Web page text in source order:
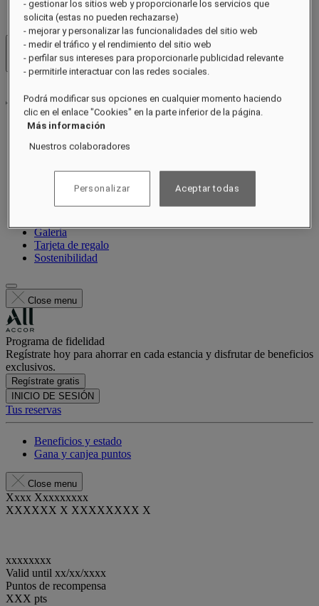
Hoteles y resorts
Abrir menú
Acerca de
Restaurantes
Experiencias
Ocasiones
Galería
Tarjeta de regalo
Sostenibilidad
Close menu
Programa de fidelidad
Regístrate hoy para ahorrar en cada estancia y disfrutar de beneficios
exclusivos.
Regístrate gratis
INICIO DE SESIÓN
Tus reservas
Beneficios y estado
Gana y canjea puntos
Close menu
Xxxx Xxxxxxxxx
XXXXXX X XXXXXXXX X
xxxxxxxx
Valid until xx/xx/xxxx
Puntos de recompensa
XXX pts
- gestionar los sitios web y proporcionarle los servicios que
solicita (estas no pueden rechazarse)
- mejorar y personalizar las funcionalidades del sitio web
- medir el tráfico y el rendimiento del sitio web
- perfilar sus intereses para proporcionarle publicidad relevante
- permitirle interactuar con las redes sociales.
Podrá modificar sus opciones en cualquier momento haciendo
clic en el enlace "Cookies" en la parte inferior de la página.
Más información
Nuestros colaboradores
Personalizar Aceptar todas